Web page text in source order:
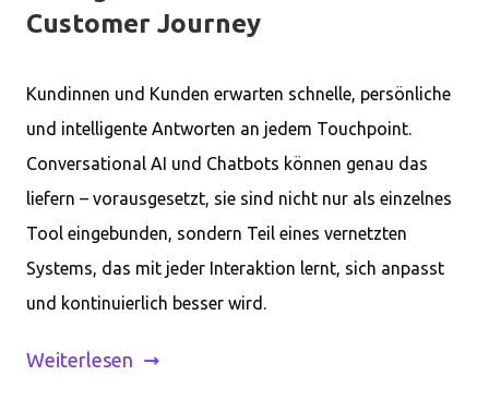
Customer Journey
Kundinnen und Kunden erwarten schnelle, persönliche
und intelligente Antworten an jedem Touchpoint.
Conversational AI und Chatbots können genau das
liefern – vorausgesetzt, sie sind nicht nur als einzelnes
Tool eingebunden, sondern Teil eines vernetzten
Systems, das mit jeder Interaktion lernt, sich anpasst
und kontinuierlich besser wird.
Weiterlesen